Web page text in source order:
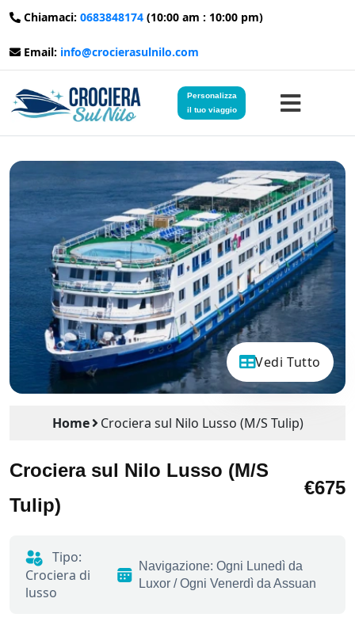
Chiamaci: 0683848174 (10:00 am : 10:00 pm)
Email: info@crocierasulnilo.com
Personalizza
il tuo viaggio
Home
Viaggi in Egitto
Crociere sul Nilo
Viaggi in Giordania
Blog
Vedi Tutto
Home Crociera sul Nilo Lusso (M/S Tulip)
Crociera sul Nilo Lusso (M/S
Tulip)
€675
Tipo:
Crociera di
lusso
Navigazione: Ogni Lunedì da
Luxor / Ogni Venerdì da Assuan